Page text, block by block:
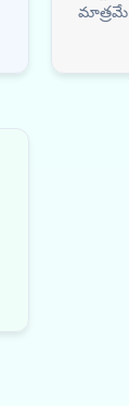
మాత్రమే